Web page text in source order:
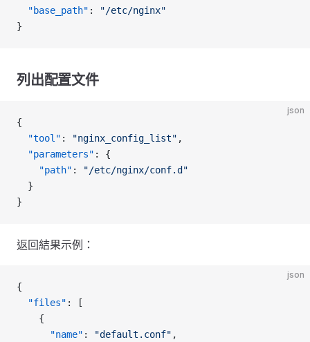
  "base_path"
:
"/etc/nginx"
}
列出配置文件
json
{
  "tool"
: "nginx_config_list" ,
  "parameters"
: {
    "path"
:
"/etc/nginx/conf.d"
  }
}
返回結果示例：
json
{
  "files"
: [
    {
      "name"
: "default.conf" ,